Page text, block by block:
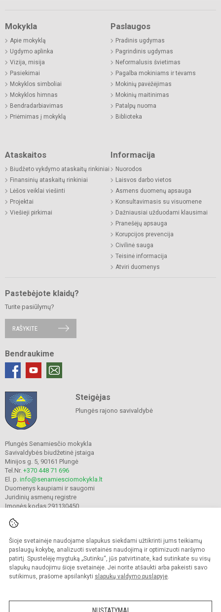
Šioje svetainėje naudojame slapukus siekdami užtikrinti jums teikiamų
paslaugų kokybę, analizuoti svetainės naudojimą ir optimizuoti naršymo
patirtį. Spustelėję mygtuką „Sutinku“, jūs patvirtinate, kad sutinkate su visų
slapukų naudojimu šioje svetainėje. Jei norite atšaukti arba pakeisti savo
sutikimus, prašome apsilankyti slapukų valdymo puslapyje.
NUSTATYMAI
Mokykla
Apie mokyklą
Ugdymo aplinka
Vizija, misija
Pasiekimai
Mokyklos simboliai
Mokyklos himnas
Bendradarbiavimas
Priėmimas į mokyklą
Paslaugos
Pradinis ugdymas
Pagrindinis ugdymas
Neformalusis švietimas
Pagalba mokiniams ir tėvams
Mokinių pavėžėjimas
Mokinių maitinimas
Patalpų nuoma
Biblioteka
Ataskaitos
Biudžeto vykdymo ataskaitų rinkiniai
Finansinių ataskaitų rinkiniai
Lėšos veiklai viešinti
Projektai
Viešieji pirkimai
Informacija
Nuorodos
Laisvos darbo vietos
Asmens duomenų apsauga
Konsultavimasis su visuomene
Dažniausiai užduodami klausimai
Pranešėjų apsauga
Korupcijos prevencija
Civilinė sauga
Teisinė informacija
Atviri duomenys
Pastebėjote klaidų?
Turite pasiūlymų?
RAŠYKITE
Bendraukime
Steigėjas
Plungės rajono savivaldybė
Plungės Senamiesčio mokykla
Savivaldybės biudžetinė įstaiga
Minijos g. 5, 90161 Plungė
Tel.Nr. +370 448 71 696
El. p. info@senamiesciomokykla.lt
Duomenys kaupiami ir saugomi
Juridinių asmenų registre
Įmonės kodas 291130450
© 2022. Plungės Senamiesčio mokykla. Visos teisės saugomos.
Kopijuoti turinį be raštiško gimnazijos sutikimo griežtai draudžiama.
Prieinamumo paraiška Slapukų valdymas
Sumanus būdas atnaujinti